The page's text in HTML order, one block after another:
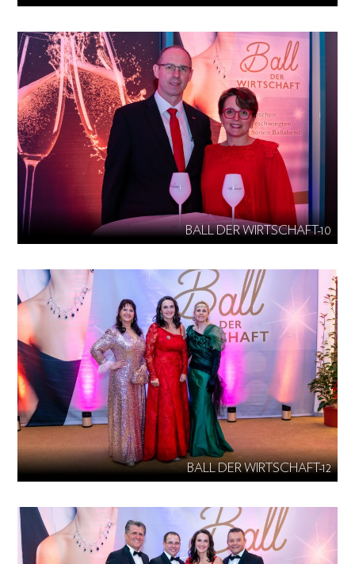
BALL DER WIRTSCHAFT-10
BALL DER WIRTSCHAFT-12